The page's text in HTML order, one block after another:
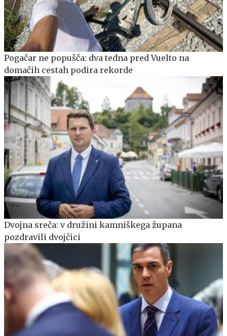
Pogačar ne popušča: dva tedna pred Vuelto na
domačih cestah podira rekorde
Dvojna sreča: v družini kamniškega župana
pozdravili dvojčici